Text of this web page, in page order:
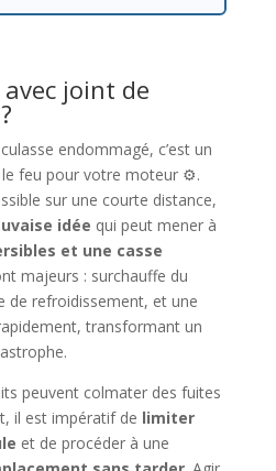
joint de
endommagé, c’est un
feu pour votre moteur ⚙️.
sur une courte distance,
idée qui peut mener à
et une casse
majeurs : surchauffe du
de refroidissement, et une
transformant un
peuvent colmater des fuites
il est impératif de limiter
et de procéder à une